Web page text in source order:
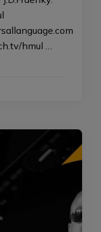
hmul …